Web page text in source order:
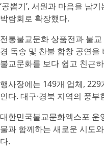
‘공뽑기’, 서원과 마음을 남
박람회로 확장했다.
전통불교문화 상품전과 불
경 독송 및 찬불 합창 공연을
불교문화를 보다 쉽고 친근
행사장에는 149개 업체,
인다. 대구·경북 지역의 풍
대한민국불교문화엑스포 운
물과 함께하는 새로운 시도
다.